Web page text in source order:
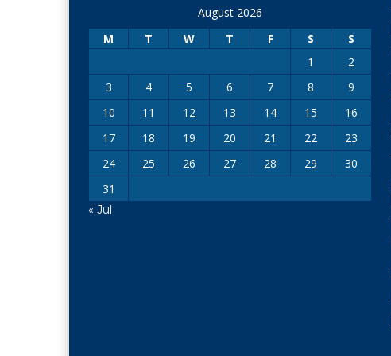
August 2026
M
T W T F S
S
1
2
3
4 5 6 7 8
9
10
11 12 13 14 15
16
17
18 19 20 21 22
23
24
25 26 27 28 29
30
31
« Jul